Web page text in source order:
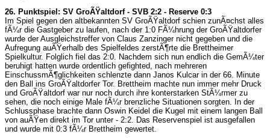
26. Punktspiel: SV GroÃŸaltdorf - SVB 2:2 - Reserve 0:3
Im Spiel gegen den altbekannten SV GroÃŸaltdorf schien zunÃ¤chst alles
fÃ¼r die Gastgeber zu laufen, nach der 1:0 FÃ¼hrung der GroÃŸaltdorfer
wurde der Ausgleichstreffer von Claus Zanzinger nicht gegeben und die
Aufregung auÃŸerhalb des Spielfeldes zerstÃ¶rte die Brettheimer
Spielkultur. Folglich fiel das 2:0. Nachdem sich nun endlich die GemÃ¼ter
beruhigt hatten wurde ordentlich gefighted, nach mehreren
EinschussmÃ¶glichkeiten schlenzte dann Janos Kulcar in der 66. Minute
den Ball ins GroÃŸaltdorfer Tor. Brettheim machte nun immer mehr Druck
und GroÃŸaltdorf war nur noch durch ihre konterstarken StÃ¼rmer zu
sehen, die noch einige Male fÃ¼r brenzliche Situationen sorgten. In der
Schlussphase brachte dann Oswin Keidel die Kugel mit einem langen Ball
von auÃŸen direkt im Tor unter - 2:2. Das Reservenspiel ist ausgefallen
und wurde mit 0:3 fÃ¼r Brettheim gewertet.